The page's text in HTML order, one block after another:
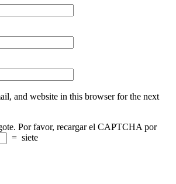
and website in this browser for the next
Por favor, recargar el CAPTCHA por
= siete